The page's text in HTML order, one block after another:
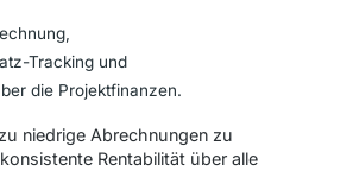
Tracking und
die Projektfinanzen.
niedrige Abrechnungen zu
Rentabilität über alle